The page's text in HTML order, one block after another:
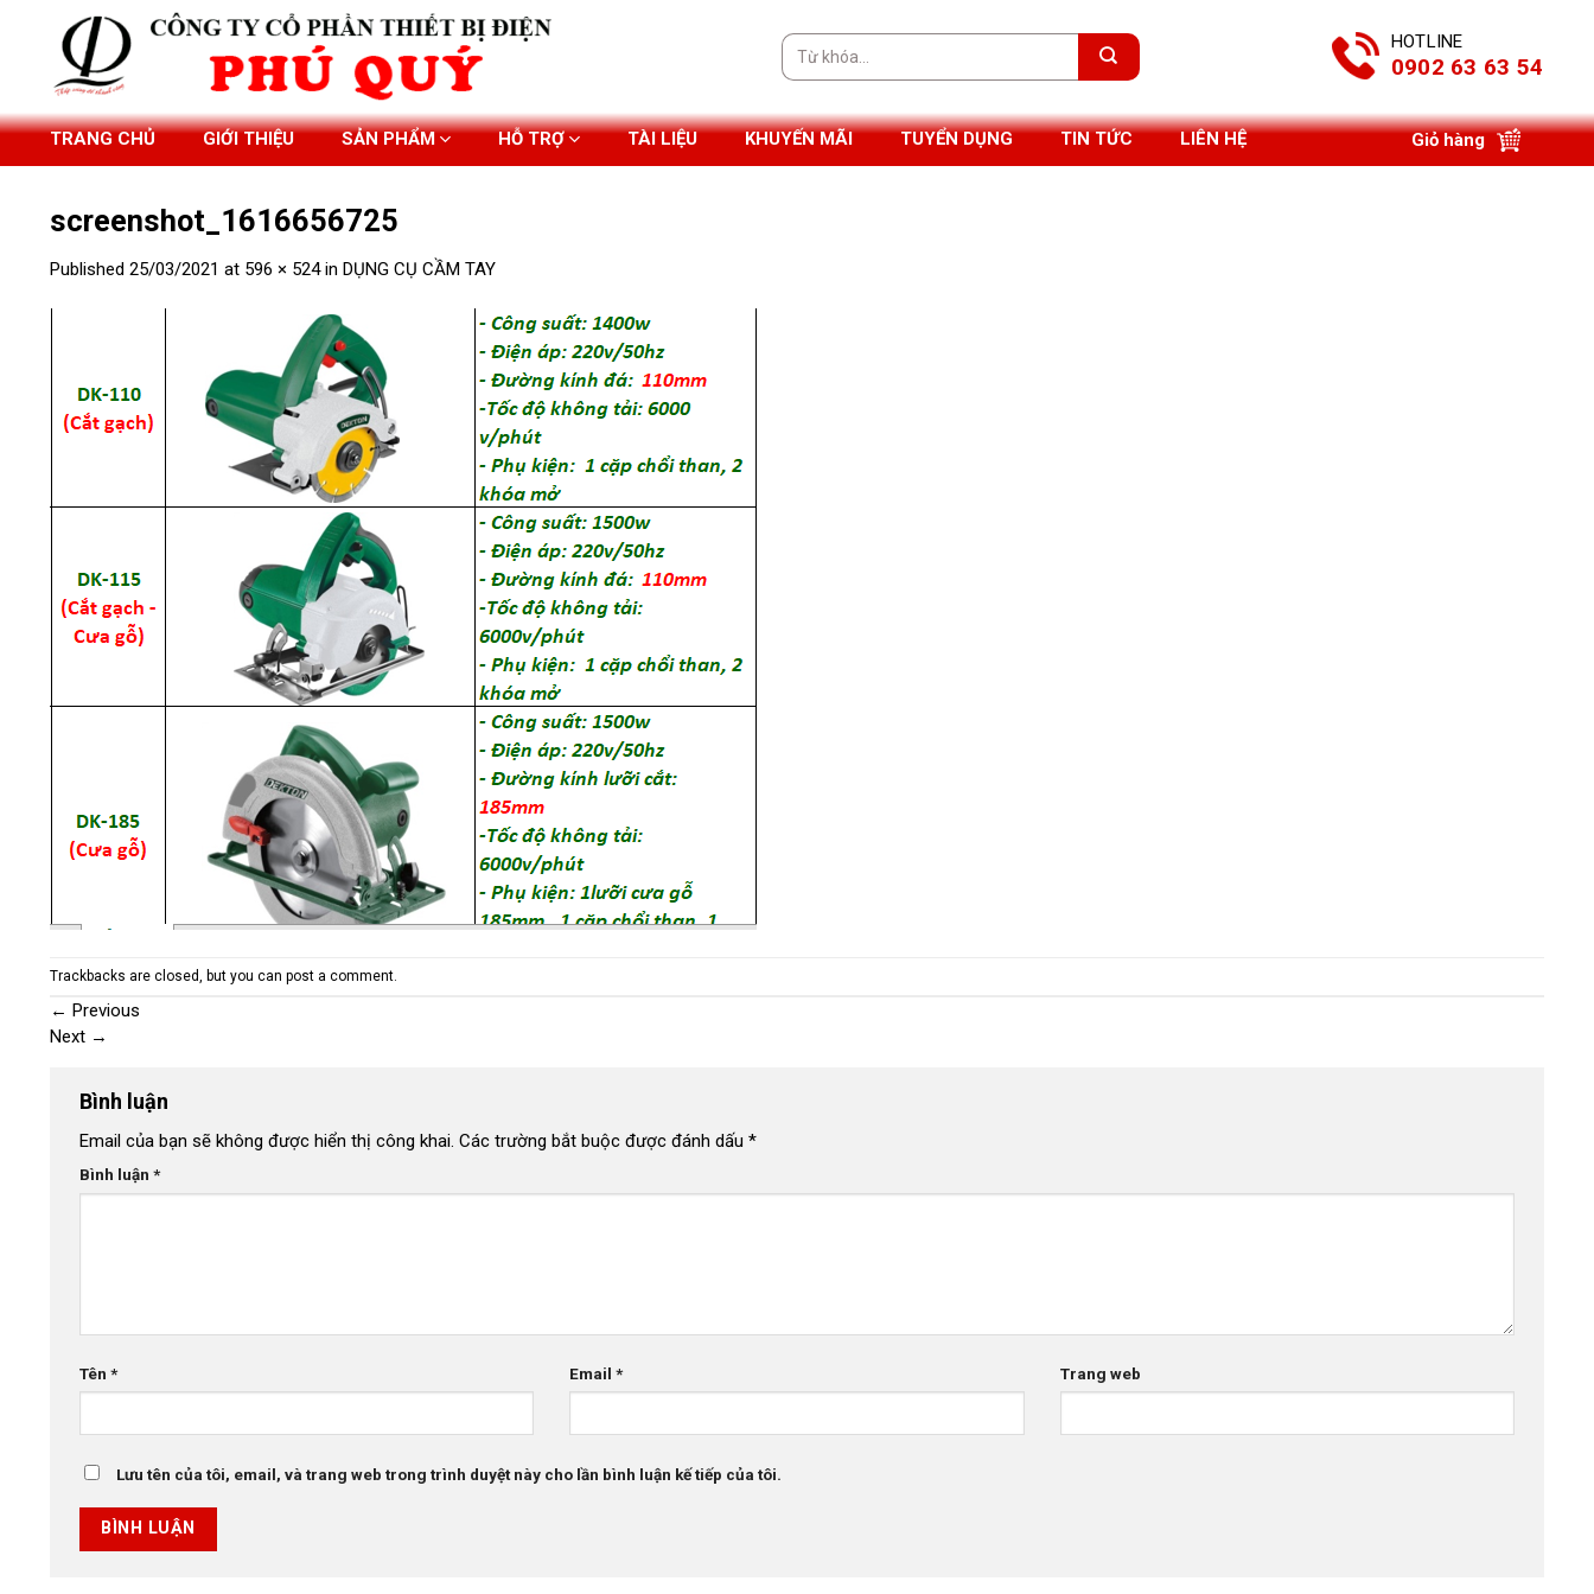
Tìm
kiếm:
HOTLINE
0902 63 63 54
TRANG CHỦ GIỚI THIỆU SẢN PHẨM HỖ TRỢ TÀI LIỆU KHUYẾN MÃI TUYỂN DỤNG TIN TỨC LIÊN HỆ Giỏ hàng
screenshot_1616656725
Published 25/03/2021 at 596 × 524in DỤNG CỤ CẦM TAY
Trackbacks are closed, but you can post a comment
← Previous
Next →
Bình luận
Email của bạn sẽ không được hiển thị công khai. Các trường bắt buộc được đánh dấu *
Bình luận *
Tên * Email* Trang web
Lưu tên của tôi, email, và trang web trong trình duyệt này cho lần bình luận kế tiếp của tôi.